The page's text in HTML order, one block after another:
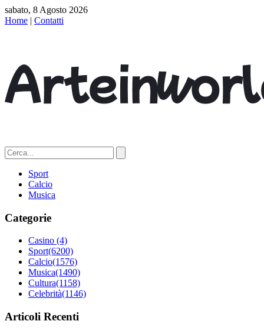
sabato, 8 Agosto 2026
Home | Contatti
Sport
Calcio
Musica
Categorie
Casino (4)
Sport(6200)
Calcio(1576)
Musica(1490)
Cultura(1158)
Celebrità(1146)
Articoli Recenti